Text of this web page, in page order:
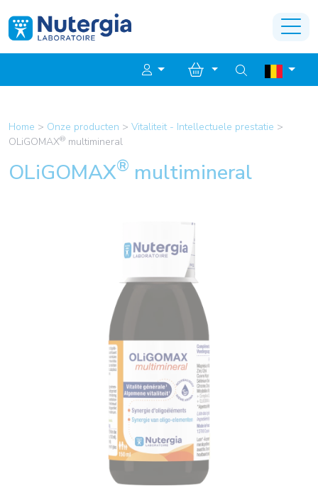
Home > Onze producten > Vitaliteit - Intellectuele prestatie >
OLiGOMAX® multimineral
OLiGOMAX® multimineral